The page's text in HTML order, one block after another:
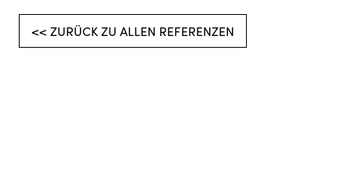
<< ZURÜCK ZU ALLEN REFERENZEN